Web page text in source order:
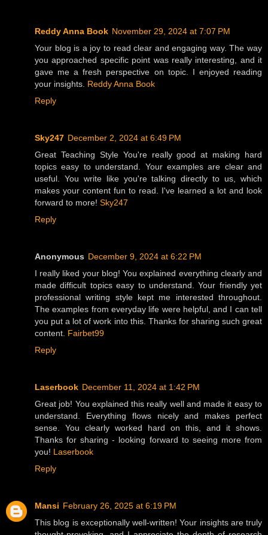
Reddy Anna Book November 29, 2024 at 7:07 PM
Your blog is a joy to read clear and engaging way. The way
you approached specific point was really interesting, and it
gave me a fresh perspective on topic. I enjoyed reading
your insights. Reddy Anna Book
Reply
Sky247 December 2, 2024 at 6:49 PM
Great Teaching Style You're really good at making hard
topics easy to understand. Your examples are clear and
useful. You write like you're talking directly to us, which
makes your content fun to read. I've learned a lot and look
forward to more! Sky247
Reply
Anonymous December 9, 2024 at 6:22 PM
I really liked your blog! You explained everything clearly and
made difficult topics easy to understand. Your friendly yet
professional writing style kept me interested throughout.
The examples from everyday life were helpful, and I can tell
you put a lot of work into this. Thanks for sharing such great
content. Fairbet99
Reply
Laserbook December 11, 2024 at 1:42 PM
Great job! You explained this really well and made it easy to
understand. Everything flows nicely and makes perfect
sense. You clearly worked hard on this, and it shows.
Thanks for sharing - looking forward to seeing more from
you! Laserbook
Reply
Mansi February 26, 2025 at 6:19 PM
This blog is exceptionally well-written! Your insights are truly